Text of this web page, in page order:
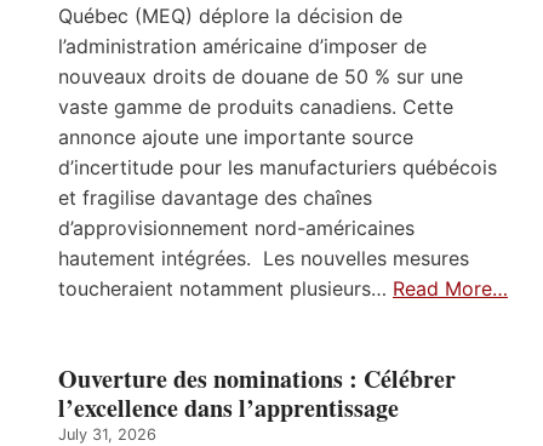
Québec (MEQ) déplore la décision de
l’administration américaine d’imposer de
nouveaux droits de douane de 50 % sur une
vaste gamme de produits canadiens. Cette
annonce ajoute une importante source
d’incertitude pour les manufacturiers québécois
et fragilise davantage des chaînes
d’approvisionnement nord-américaines
hautement intégrées. Les nouvelles mesures
toucheraient notamment plusieurs… Read More…
Ouverture des nominations : Célébrer
l’excellence dans l’apprentissage
July 31, 2026